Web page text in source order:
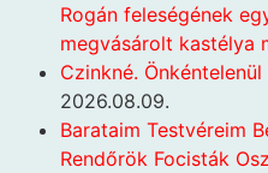
Rogán feleségének
megvásárolt kastélya
Czinkné.
2026.08.09.
Barataim Testvéreim
Rendőrök Focisták